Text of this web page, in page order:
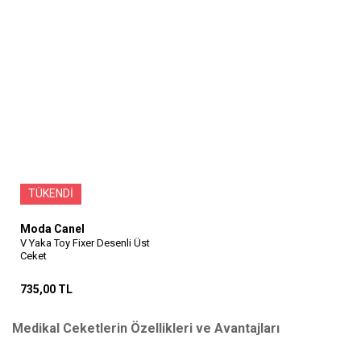
TÜKENDİ
Moda Canel
V Yaka Toy Fixer Desenli Üst
Ceket
735,00 TL
Medikal Ceketlerin Özellikleri ve Avantajları